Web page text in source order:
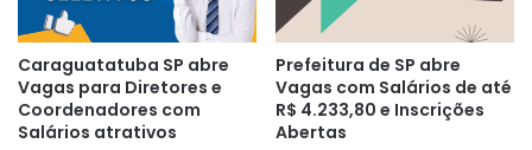
Caraguatatuba SP abre
Vagas para Diretores e
Coordenadores com
Salários atrativos
Prefeitura de SP abre
Vagas com Salários de até
R$ 4.233,80 e Inscrições
Abertas